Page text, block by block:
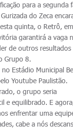
para a segunda
do Zeca
quinta, o Retrô, em
garantirá a vaga
de outros resultados
Grupo 8.
Estádio Municipal
Youtube Paulistão.
o grupo seria
e equilibrado. E
enfrentar uma
cabe a nós